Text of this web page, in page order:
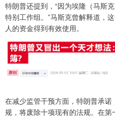
特朗普还提到，“因为埃隆（马斯
特别工作组。”马斯克曾解释道，
人的资金得到有效使用。
在减少监管干预方面，特朗普承
规，将废除十项现有的法规。在